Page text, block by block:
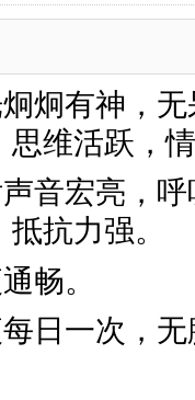
炯有神，
维活跃，
音宏亮，
抗力强。
畅。
日一次，